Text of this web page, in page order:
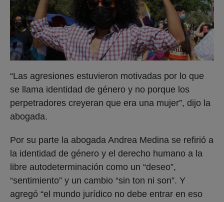
“Las agresiones estuvieron motivadas por lo que
se llama identidad de género y no porque los
perpetradores creyeran que era una mujer”, dijo la
abogada.
Por su parte la abogada Andrea Medina se refirió a
la identidad de género y el derecho humano a la
libre autodeterminación como un “deseo”,
“sentimiento” y un cambio “sin ton ni son”. Y
agregó “el mundo jurídico no debe entrar en eso